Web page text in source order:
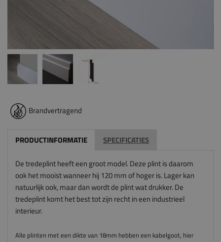
Brandvertragend
PRODUCTINFORMATIE SPECIFICATIES
De tredeplint heeft een groot model. Deze plint is daarom
ook het mooist wanneer hij 120 mm of hoger is. Lager kan
natuurlijk ook, maar dan wordt de plint wat drukker. De
tredeplint komt het best tot zijn recht in een industrieel
interieur.
Alle plinten met een dikte van 18mm hebben een kabelgoot, hier